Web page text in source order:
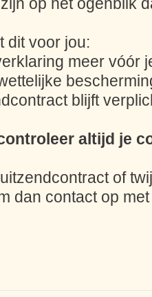
op het ogenblik
dit voor jou:
meer vóór
blijft
altijd je
of
dan contact op